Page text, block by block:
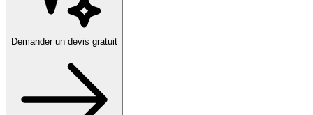
Demander un devis gratuit